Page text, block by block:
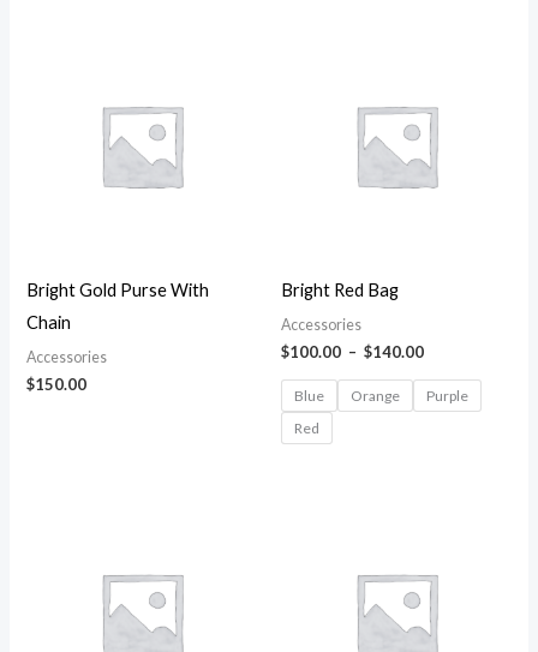
Bright Gold Purse With
Chain
Accessories
$150.00
Bright Red Bag
Accessories
$100.00 – $140.00
à
$140.00
Blue Orange
Purple
Red
à
$200.00